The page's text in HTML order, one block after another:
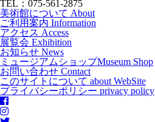
TEL：075-561-2875
美術館について About
ご利用案内 Information
アクセス Access
展覧会 Exhibition
お知らせ News
ミュージアムショップMuseum Shop
お問い合わせ Contact
このサイトについて about WebSite
プライバシーポリシー privacy policy